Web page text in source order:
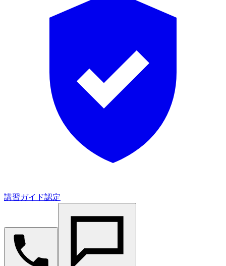
講習ガイド認定